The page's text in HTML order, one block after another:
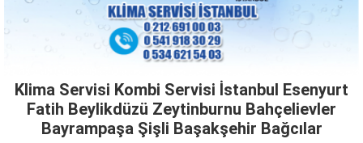
Klima Servisi Kombi Servisi İstanbul Esenyurt
Fatih Beylikdüzü Zeytinburnu Bahçelievler
Bayrampaşa Şişli Başakşehir Bağcılar